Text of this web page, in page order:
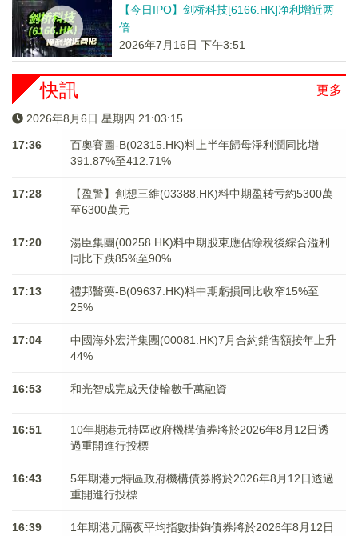
【今日IPO】剑桥科技[6166.HK]净利增近两
倍
2026年7月16日 下午3:51
更多
快訊
2026年8月6日 星期四 21:03:15
17:36
百奧賽圖-B(02315.HK)料上半年歸母淨利潤同比增
391.87%至412.71%
17:28
【盈警】創想三維(03388.HK)料中期盈转亏約5300萬
至6300萬元
17:20
湯臣集團(00258.HK)料中期股東應佔除稅後綜合溢利
同比下跌85%至90%
17:13
禮邦醫藥-B(09637.HK)料中期虧損同比收窄15%至
25%
17:04
中國海外宏洋集團(00081.HK)7月合約銷售額按年上升
44%
16:53 和光智成完成天使輪數千萬融資
16:51
10年期港元特區政府機構債券將於2026年8月12日透
過重開進行投標
16:43
5年期港元特區政府機構債券將於2026年8月12日透過
重開進行投標
16:39
1年期港元隔夜平均指數掛鉤債券將於2026年8月12日